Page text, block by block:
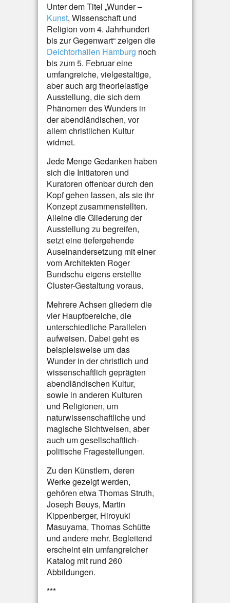
Unter dem Titel „Wunder –
Kunst, Wissenschaft und
Religion vom 4. Jahrhundert
bis zur Gegenwart“ zeigen die
Deichtorhallen Hamburg noch
bis zum 5. Februar eine
umfangreiche, vielgestaltige,
aber auch arg theorielastige
Ausstellung, die sich dem
Phänomen des Wunders in
der abendländischen, vor
allem christlichen Kultur
widmet.
Jede Menge Gedanken haben
sich die Initiatoren und
Kuratoren offenbar durch den
Kopf gehen lassen, als sie ihr
Konzept zusammenstellten.
Alleine die Gliederung der
Ausstellung zu begreifen,
setzt eine tiefergehende
Auseinandersetzung mit einer
vom Architekten Roger
Bundschu eigens erstellte
Cluster-Gestaltung voraus.
Mehrere Achsen gliedern die
vier Hauptbereiche, die
unterschiedliche Parallelen
aufweisen. Dabei geht es
beispielsweise um das
Wunder in der christlich und
wissenschaftlich geprägten
abendländischen Kultur,
sowie in anderen Kulturen
und Religionen, um
naturwissenschaftliche und
magische Sichtweisen, aber
auch um gesellschaftlich-
politische Fragestellungen.
Zu den Künstlern, deren
Werke gezeigt werden,
gehören etwa Thomas Struth,
Joseph Beuys, Martin
Kippenberger, Hiroyuki
Masuyama, Thomas Schütte
und andere mehr. Begleitend
erscheint ein umfangreicher
Katalog mit rund 260
Abbildungen.
***